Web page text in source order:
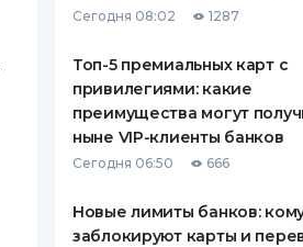
ВСЕ СТРАХОВЫЕ ПОЛИСЫ
СТРАХОВЫЕ КОМПАНИИ
КОМПАНИЯХ
Сегодня 08:02 1287
Топ-5 премиальных карт с
привилегиями: какие
преимущества могут
ныне VIP-клиенты банков
Сегодня 06:50 666
Новые лимиты банков:
заблокируют карты и